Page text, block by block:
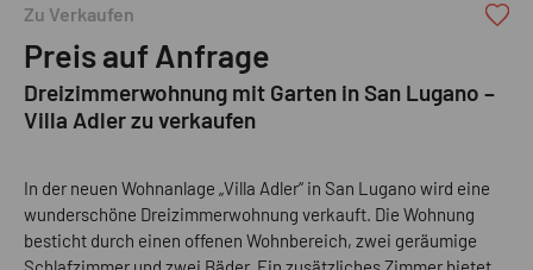
Zu Verkaufen
Preis auf Anfrage
Dreizimmerwohnung mit Garten in San Lugano –
Villa Adler zu verkaufen
In der neuen Wohnanlage „Villa Adler“ in San Lugano wird eine
wunderschöne Dreizimmerwohnung verkauft. Die Wohnung
besticht durch einen offenen Wohnbereich, zwei geräumige